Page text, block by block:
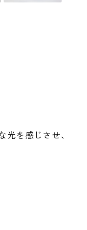
光を感じさせ、